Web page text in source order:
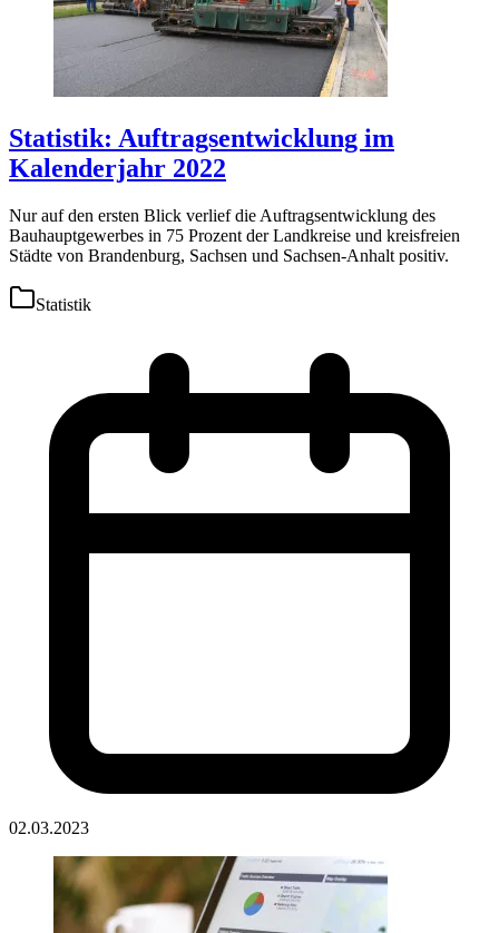
Statistik: Auftragsentwicklung im
Kalenderjahr 2022
Nur auf den ersten Blick verlief die Auftragsentwicklung des
Bauhauptgewerbes in 75 Prozent der Landkreise und kreisfreien
Städte von Brandenburg, Sachsen und Sachsen-Anhalt positiv.
Statistik
02.03.2023